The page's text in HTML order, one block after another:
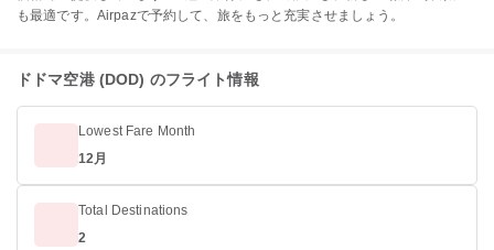
も最適です。Airpazで予約して、旅をもっと充実させましょう。
ドドマ空港 (DOD) のフライト情報
Lowest Fare Month
12月
Total Destinations
2